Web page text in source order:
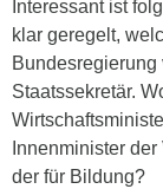
Interessant ist
klar geregelt,
Bundesregierung
Staatssekretär.
Innenminister
der für Bildung?